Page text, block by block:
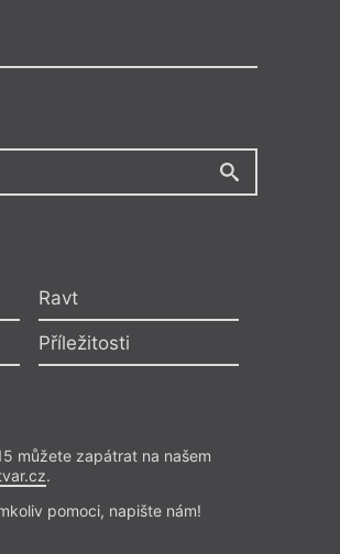
Ravt
Příležitosti
můžete zapátrat na našem
.
pomoci, napište nám!